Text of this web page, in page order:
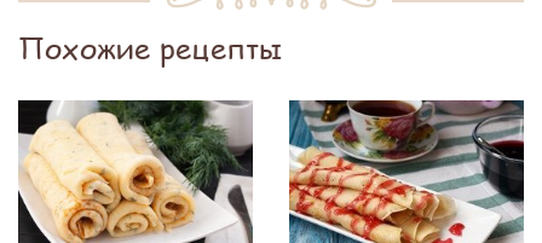
Похожие рецепты